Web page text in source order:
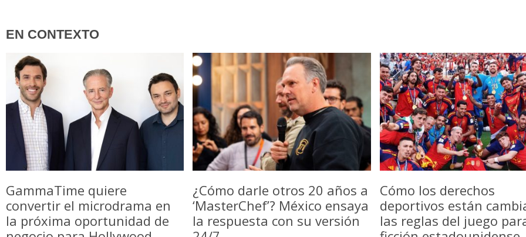
EN CONTEXTO
GammaTime quiere
convertir el microdrama en
la próxima oportunidad de
¿Cómo darle otros 20 años a
‘MasterChef’? México ensaya
la respuesta con su versión
Cómo los derechos
deportivos están
las reglas del juego